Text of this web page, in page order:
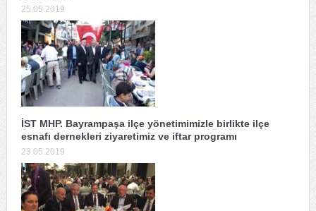
25.05.2019
İST MHP. Bayrampaşa ilçe yönetimimizle birlikte ilçe
esnafı dernekleri ziyaretimiz ve iftar programı
23.05.2019